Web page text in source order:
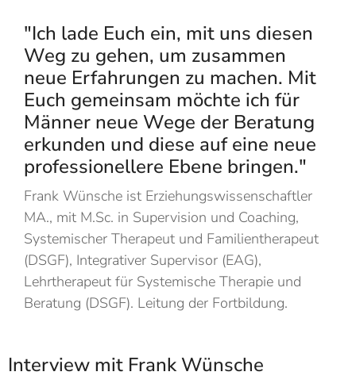
"Ich lade Euch ein, mit uns diesen
Weg zu gehen, um zusammen
neue Erfahrungen zu machen. Mit
Euch gemeinsam möchte ich für
Männer neue Wege der Beratung
erkunden und diese auf eine neue
professionellere Ebene bringen."
Frank Wünsche ist Erziehungswissenschaftler
MA., mit M.Sc. in Supervision und Coaching,
Systemischer Therapeut und Familientherapeut
(DSGF), Integrativer Supervisor (EAG),
Lehrtherapeut für Systemische Therapie und
Beratung (DSGF). Leitung der Fortbildung.
Interview mit Frank Wünsche